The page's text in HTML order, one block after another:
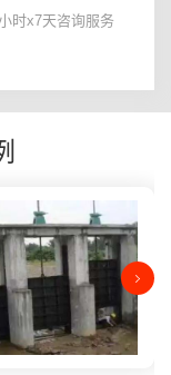
时x7天咨询服务